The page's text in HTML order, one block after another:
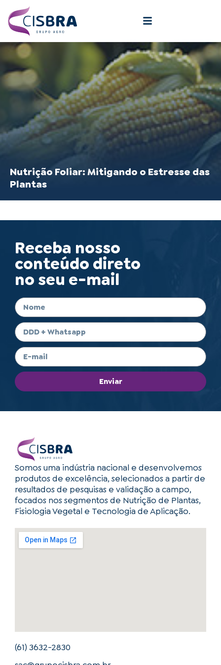
Nutrição Foliar: Mitigando o Estresse das
Plantas
Receba nosso
conteúdo direto
no seu e-mail
Enviar
Somos uma indústria nacional e desenvolvemos
produtos de excelência, selecionados a partir de
resultados de pesquisas e validação a campo,
focados nos segmentos de Nutrição de Plantas,
Fisiologia Vegetal e Tecnologia de Aplicação.
(61) 3632-2830